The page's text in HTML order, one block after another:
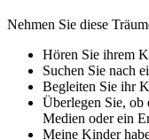
Nehmen Sie diese
Hören Sie ihrem
Suchen Sie nach
Begleiten Sie ihr
Überlegen Sie, ob
Medien oder ein
Meine Kinder